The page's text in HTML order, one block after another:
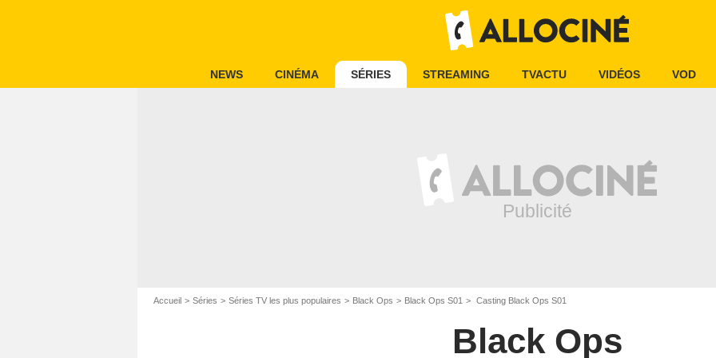
NEWS CINÉMA SÉRIES STREAMING TVACTU VIDÉOS VOD
Accueil Séries Séries TV les plus populaires Black Ops Black Ops S01 Casting Black Ops S01
Black Ops